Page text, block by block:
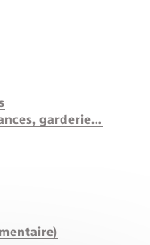
garderie…